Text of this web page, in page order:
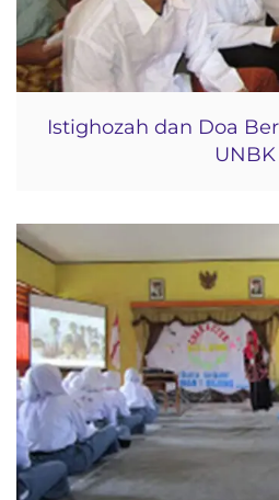
Istighozah dan Doa
UNBK